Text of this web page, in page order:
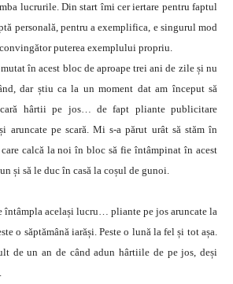
lucrurile. Din start îmi cer iertare pentru faptul
personală, pentru a exemplifica, e singurul mod
puterea exemplului propriu.
în acest bloc de aproape trei ani de zile și nu
dar știu ca la un moment dat am început să
hârtii pe jos… de fapt pliante publicitare
aruncate pe scară. Mi s-a părut urât să stăm în
calcă la noi în bloc să fie întâmpinat în acest
și să le duc în casă la coșul de gunoi.
întâmpla același lucru… pliante pe jos aruncate la
o săptămână iarăși. Peste o lună la fel și tot așa.
de un an de când adun hârtiile de pe jos, deși